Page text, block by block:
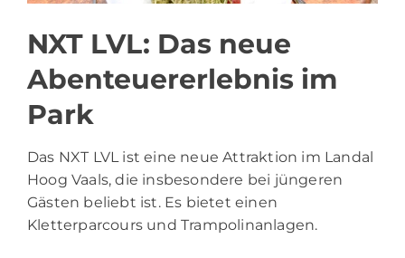
NXT LVL: Das neue
Abenteuererlebnis im
Park
Das NXT LVL ist eine neue Attraktion im Landal
Hoog Vaals, die insbesondere bei jüngeren
Gästen beliebt ist. Es bietet einen
Kletterparcours und Trampolinanlagen.